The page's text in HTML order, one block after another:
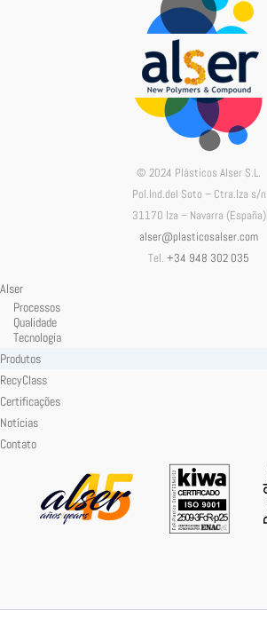
© 2024 Plásticos Alser S.L.
Pol.Ind.del Soto – Ctra.Iza s/n
31170 Iza – Navarra (España)
alser@plasticosalser.com
Tel. +34 948 302 035
Alser
Processos
Qualidade
Tecnologia
Produtos
RecyClass
Certificações
Notícias
Contato